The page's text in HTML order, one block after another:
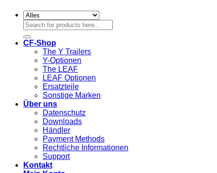
Suchen
nach:
CF-Shop
The Y Trailers
Y-Optionen
The LEAF
LEAF Optionen
Ersatzteile
Sonstige Marken
Über uns
Datenschutz
Downloads
Händler
Payment Methods
Rechtliche Informationen
Support
Kontakt